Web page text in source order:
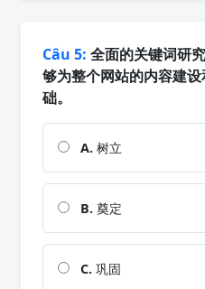
Câu 5: 全面的关键词研
够为整个网站的内容建设
础。
A. 树立
B. 奠定
C. 巩固